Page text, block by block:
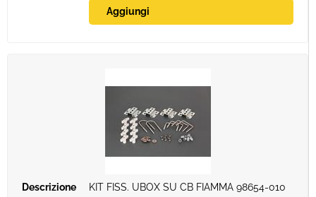
KIT FISS. UBOX SU CB FIAMMA 98654-010